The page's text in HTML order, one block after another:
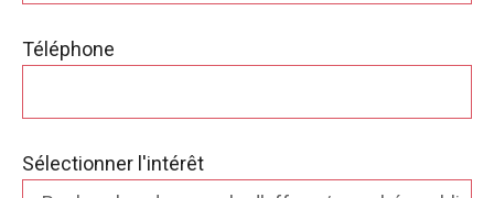
Téléphone
Sélectionner l'intérêt